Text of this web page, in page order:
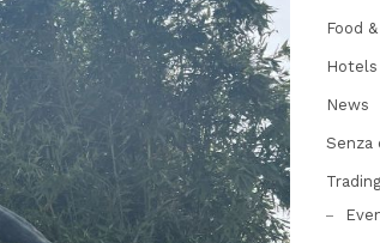
Food
Hotels
News
Senza
Trading